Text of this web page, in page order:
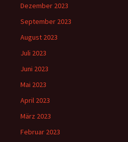
Dezember 2023
September 2023
August 2023
Juli 2023
Juni 2023
Mai 2023
April 2023
März 2023
Februar 2023